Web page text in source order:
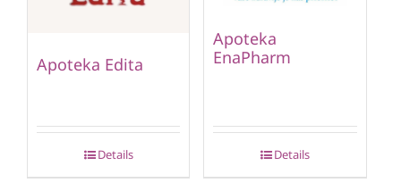
Apoteka Edita
Details
Apoteka
EnaPharm
Details